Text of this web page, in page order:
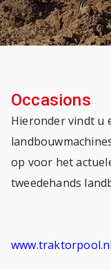
Occasions
Hieronder vindt u
op voor het
tweedehands
www.traktorpool.nl